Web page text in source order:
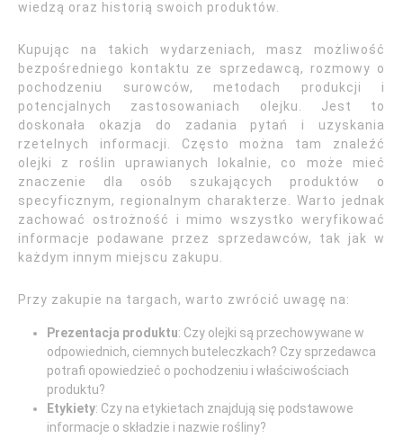
wiedzą oraz historią swoich produktów.
Kupując na takich wydarzeniach, masz możliwość
bezpośredniego kontaktu ze sprzedawcą, rozmowy o
pochodzeniu surowców, metodach produkcji i
potencjalnych zastosowaniach olejku. Jest to
doskonała okazja do zadania pytań i uzyskania
rzetelnych informacji. Często można tam znaleźć
olejki z roślin uprawianych lokalnie, co może mieć
znaczenie dla osób szukających produktów o
specyficznym, regionalnym charakterze. Warto jednak
zachować ostrożność i mimo wszystko weryfikować
informacje podawane przez sprzedawców, tak jak w
każdym innym miejscu zakupu.
Przy zakupie na targach, warto zwrócić uwagę na:
Prezentacja produktu: Czy olejki są przechowywane w
odpowiednich, ciemnych buteleczkach? Czy sprzedawca
potrafi opowiedzieć o pochodzeniu i właściwościach
produktu?
Etykiety: Czy na etykietach znajdują się podstawowe
informacje o składzie i nazwie rośliny?